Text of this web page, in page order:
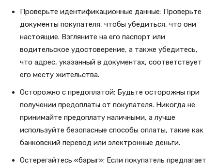
Проверьте идентификационные данные: Проверьте
документы покупателя, чтобы убедиться, что они
настоящие. Взгляните на его паспорт или
водительское удостоверение, а также убедитесь,
что адрес, указанный в документах, соответствует
его месту жительства.
Осторожно с предоплатой: Будьте осторожны при
получении предоплаты от покупателя. Никогда не
принимайте предоплату наличными, а лучше
используйте безопасные способы оплаты, такие как
банковский перевод или электронные деньги.
Остерегайтесь «барыг»: Если покупатель предлагает